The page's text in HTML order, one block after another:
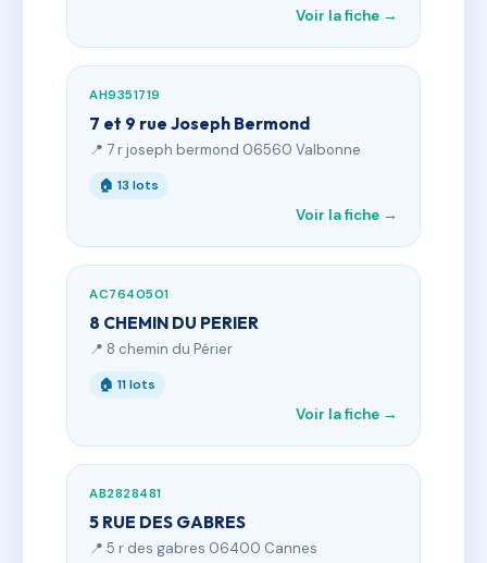
Voir la fiche →
AH9351719
7 et 9 rue Joseph Bermond
📍 7 r joseph bermond 06560 Valbonne
🏠 13 lots
Voir la fiche →
AC7640501
8 CHEMIN DU PERIER
📍 8 chemin du Périer
🏠 11 lots
Voir la fiche →
AB2828481
5 RUE DES GABRES
📍 5 r des gabres 06400 Cannes